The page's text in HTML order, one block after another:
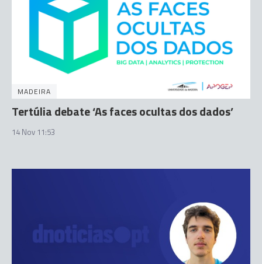
MADEIRA
Tertúlia debate ‘As faces ocultas dos dados’
14 Nov 11:53